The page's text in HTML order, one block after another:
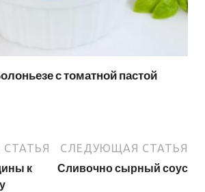
с томатной пастой
к
СЛЕДУЮЩАЯ СТАТЬЯ
Сливочно сырный соус